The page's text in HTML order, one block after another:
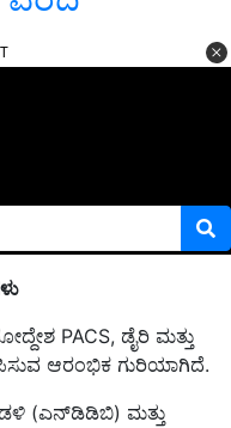
PACS, ಡೈರಿ ಮತ್ತು
ಆರಂಭಿಕ ಗುರಿಯಾಗಿದೆ.
(ಎನ್‌ಡಿಡಿಬಿ) ಮತ್ತು